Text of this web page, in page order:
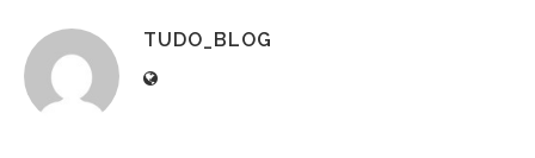
TUDO_BLOG